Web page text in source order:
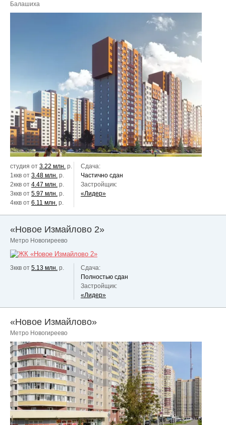
Балашиха
студия от 3.22 млн. р.
1ккв от 3.48 млн. р.
2ккв от 4.47 млн. р.
3ккв от 5.97 млн. р.
4ккв от 6.11 млн. р.
Сдача:
Частично сдан
Застройщик:
«Лидер»
«Новое Измайлово 2»
Метро Новогиреево
3ккв от 5.13 млн. р.
Сдача:
Полностью сдан
Застройщик:
«Лидер»
«Новое Измайлово»
Метро Новогиреево